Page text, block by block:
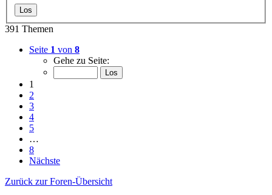
391 Themen
Seite 1 von 8
Gehe zu Seite:
1
2
3
4
5
…
8
Nächste
Zurück zur Foren-Übersicht